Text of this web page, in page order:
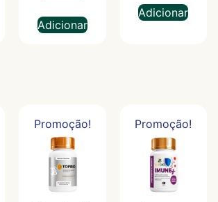
Adicionar
Adicionar
Promoção! Promoção!